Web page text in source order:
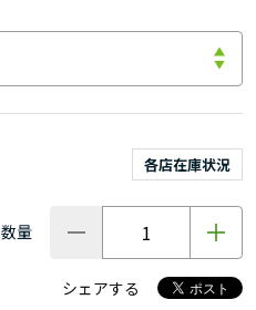
各店在庫状況
数量
シェアする